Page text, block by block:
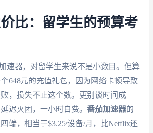
比：留学生的预算考
速器，对留学生来说不是小数目。但算
648元的充值礼包，因为网络卡顿导致
，损失不止这个数。更别谈时间成
迟灭团，一小时白费。 番茄加速器的
端，相当于$3.25/设备/月，比Netflix还